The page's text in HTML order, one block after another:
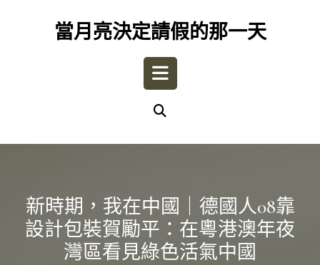
當月亮決定請假的那一天
Open
新時期，我在中國｜德國人08靠
設計包裝賀勵平：在粵港澳年夜
灣區看見綠色活氣中國